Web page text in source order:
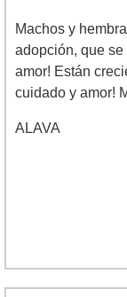
Machos y
adopción, que
amor! Están
cuidado y amor!
ALAVA